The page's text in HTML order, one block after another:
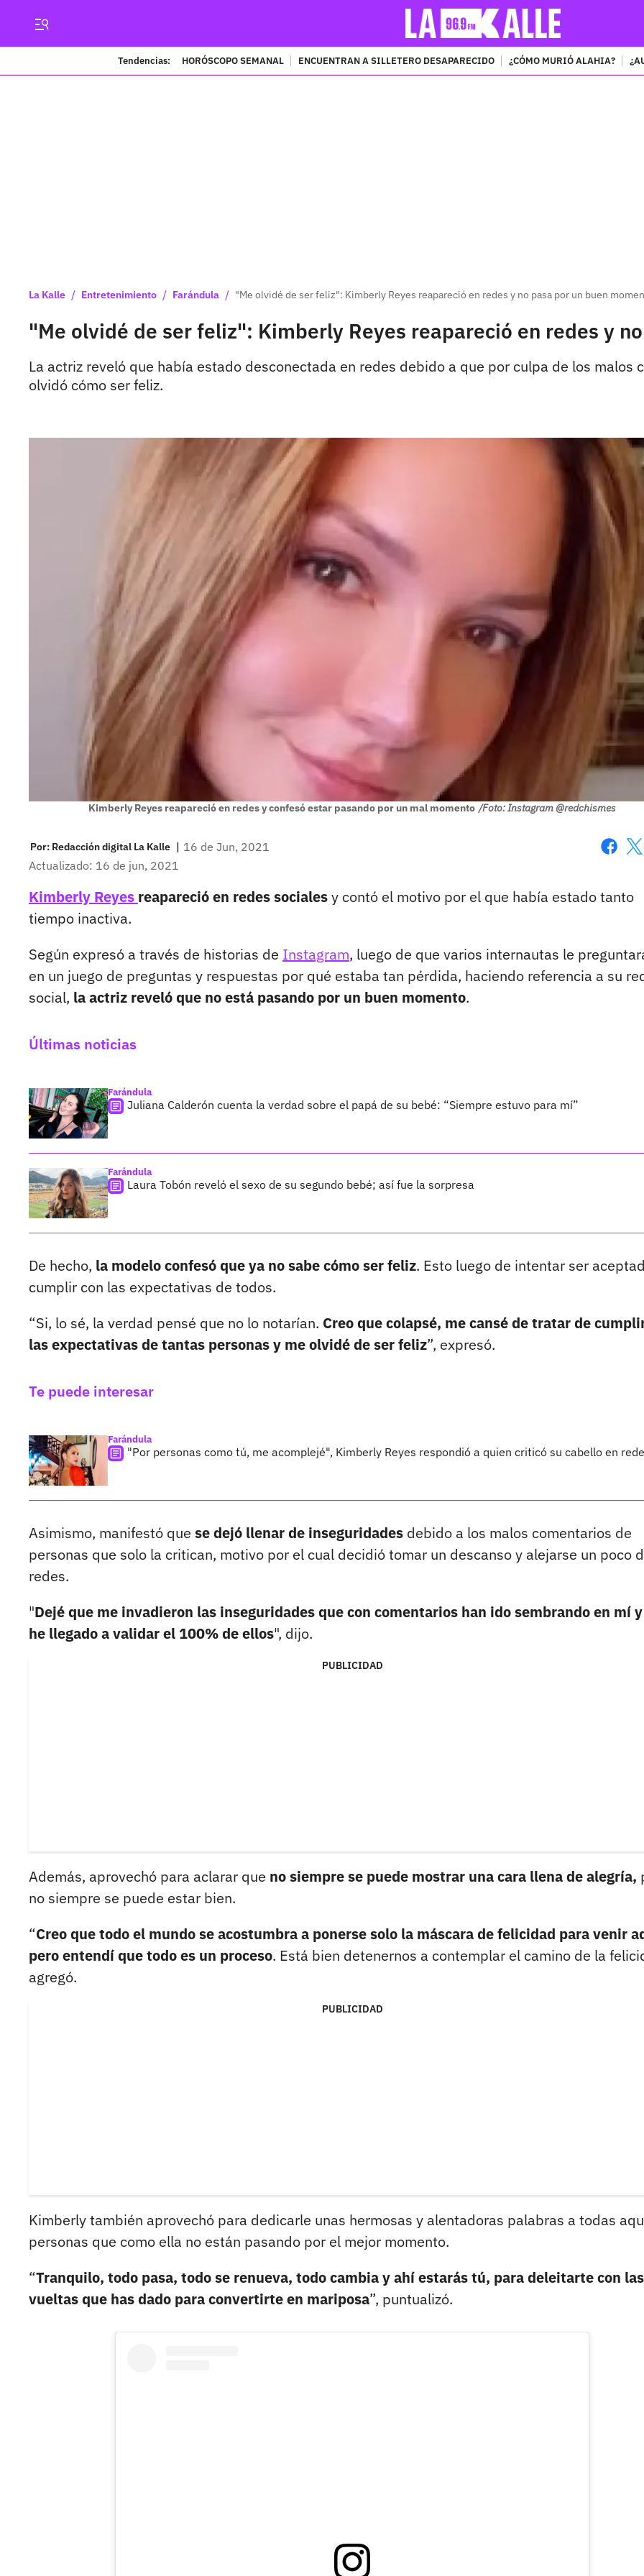
Tendencias: HORÓSCOPO SEMANAL ENCUENTRAN A SILLETERO DESAPARECIDO ¿CÓMO MURIÓ ALAHIA?
La Kalle / Entretenimiento / Farándula / "Me olvidé de ser feliz": Kimberly Reyes reapareció en redes y no pasa por un buen
"Me olvidé de ser feliz": Kimberly Reyes reapareció en redes y
La actriz reveló que había estado desconectada en redes debido a que por culpa de los malos
olvidó cómo ser feliz.
Kimberly Reyes reapareció en redes y confesó estar pasando por un mal momento /Foto: Instagram @redchismes
Por: Redacción digital La Kalle | 16 de Jun, 2021
Actualizado: 16 de jun, 2021
Kimberly Reyes reapareció en redes socialesy contó el motivo por el que había estado tanto
tiempo inactiva.
Según expresó a través de historias de Instagram, luego de que varios internautas le
en un juego de preguntas y respuestas por qué estaba tan pérdida, haciendo referencia a su
social, la actriz reveló que no está pasando por un buen momento.
Últimas noticias
Farándula
Juliana Calderón cuenta la verdad sobre el papá de su bebé: “Siempre estuvo para mí”
Farándula
Laura Tobón reveló el sexo de su segundo bebé; así fue la sorpresa
De hecho, la modelo confesó que ya no sabe cómo ser feliz. Esto luego de intentar ser
cumplir con las expectativas de todos.
“Si, lo sé, la verdad pensé que no lo notarían. Creo que colapsé, me cansé de tratar de
las expectativas de tantas personas y me olvidé de ser feliz”, expresó.
Te puede interesar
Farándula
"Por personas como tú, me acomplejé", Kimberly Reyes respondió a quien criticó su cabello en
Asimismo, manifestó que se dejó llenar de inseguridades debido a los malos comentarios de
personas que solo la critican, motivo por el cual decidió tomar un descanso y alejarse un poco
redes.
"Dejé que me invadieron las inseguridades que con comentarios han ido sembrando en mí
he llegado a validar el 100% de ellos", dijo.
PUBLICIDAD
Además, aprovechó para aclarar que no siempre se puede mostrar una cara llena de alegría,
no siempre se puede estar bien.
“Creo que todo el mundo se acostumbra a ponerse solo la máscara de felicidad para venir
pero entendí que todo es un proceso. Está bien detenernos a contemplar el camino de la
agregó.
PUBLICIDAD
Kimberly también aprovechó para dedicarle unas hermosas y alentadoras palabras a todas
personas que como ella no están pasando por el mejor momento.
“Tranquilo, todo pasa, todo se renueva, todo cambia y ahí estarás tú, para deleitarte con las
vueltas que has dado para convertirte en mariposa”, puntualizó.